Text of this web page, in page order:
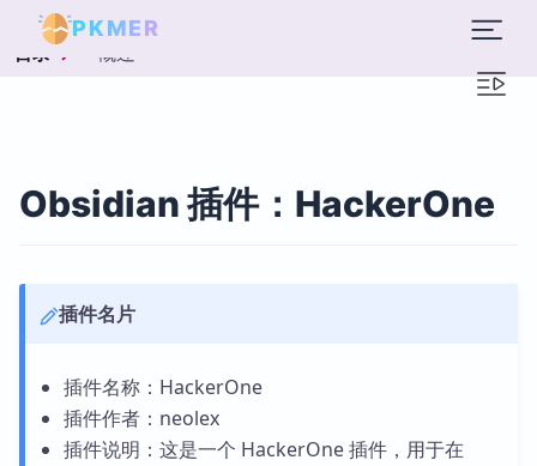
PKMER
目录 概述
Obsidian 插件：HackerOne
插件名片
插件名称：HackerOne
插件作者：neolex
插件说明：这是一个 HackerOne 插件，用于在